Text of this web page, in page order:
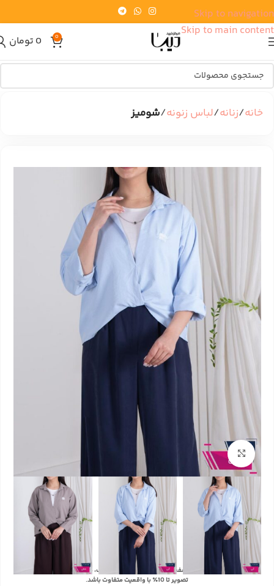
Skip to navigation
Skip to main content
0
0 تومان
خانه زنانه لباس زنونه شومیز
بزرگنمایی تصویر
با توجه به تفاوت رنگ‌ها در صفحه نمایش دستگاه‌های مختلف، ممکن است رنگ محصولات در
تصویر تا 10٪ با واقعیت متفاوت باشد.